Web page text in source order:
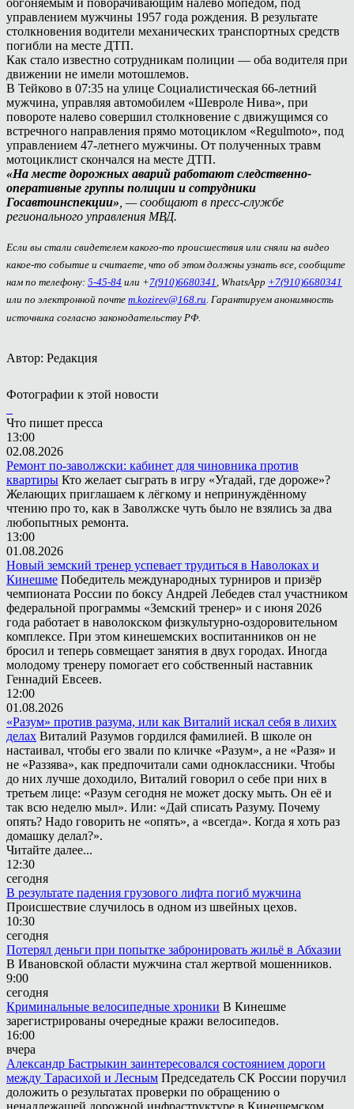
управлением мужчины 1957 года рождения. В результате
столкновения водители механических транспортных средств
погибли на месте ДТП.
Как стало известно сотрудникам полиции — оба водителя при
движении не имели мотошлемов.
В Тейково в 07:35 на улице Социалистическая 66-летний
мужчина, управляя автомобилем «Шевроле Нива», при
повороте налево совершил столкновение с движущимся со
встречного направления прямо мотоциклом «Regulmoto», под
управлением 47-летнего мужчины. От полученных травм
мотоциклист скончался на месте ДТП.
«На месте дорожных аварий работают следственно-
оперативные группы полиции и сотрудники
Госавтоинспекции» , — сообщают в пресс-службе
регионального управления МВД.
Если вы стали свидетелем какого-то происшествия или сняли на видео
какое-то событие и считаете, что об этом должны узнать все, сообщите
нам по телефону: 5-45-84 или +7(910)6680341 , WhatsApp +7(910)6680341
или по электронной почте m.kozirev@168.ru. Гарантируем анонимность
источника согласно законодательству РФ.
Автор: Редакция
Фотографии к этой новости
Что пишет пресса
13:00
02.08.2026
Ремонт по-заволжски: кабинет для чиновника против
квартиры Кто желает сыграть в игру «Угадай, где дороже»?
Желающих приглашаем к лёгкому и непринуждённому
чтению про то, как в Заволжске чуть было не взялись за два
любопытных ремонта.
13:00
01.08.2026
Новый земский тренер успевает трудиться в Наволоках и
Кинешме Победитель международных турниров и призёр
чемпионата России по боксу Андрей Лебедев стал участником
федеральной программы «Земский тренер» и с июня 2026
года работает в наволокском физкультурно-оздоровительном
комплексе. При этом кинешемских воспитанников он не
бросил и теперь совмещает занятия в двух городах. Иногда
молодому тренеру помогает его собственный наставник
Геннадий Евсеев.
12:00
01.08.2026
«Разум» против разума, или как Виталий искал себя в лихих
делах Виталий Разумов гордился фамилией. В школе он
настаивал, чтобы его звали по кличке «Разум», а не «Разя» и
не «Раззява», как предпочитали сами одноклассники. Чтобы
до них лучше доходило, Виталий говорил о себе при них в
третьем лице: «Разум сегодня не может доску мыть. Он её и
так всю неделю мыл». Или: «Дай списать Разуму. Почему
опять? Надо говорить не «опять», а «всегда». Когда я хоть раз
домашку делал?».
Читайте далее...
12:30
сегодня
В результате падения грузового лифта погиб мужчина
Происшествие случилось в одном из швейных цехов.
10:30
сегодня
Потерял деньги при попытке забронировать жильё в Абхазии
В Ивановской области мужчина стал жертвой мошенников.
9:00
сегодня
Криминальные велосипедные хроники В Кинешме
зарегистрированы очередные кражи велосипедов.
16:00
вчера
Александр Бастрыкин заинтересовался состоянием дороги
между Тарасихой и Лесным Председатель СК России поручил
доложить о результатах проверки по обращению о
ненадлежащей дорожной инфраструктуре в Кинешемском